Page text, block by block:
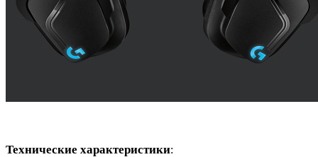
Технические характеристики: